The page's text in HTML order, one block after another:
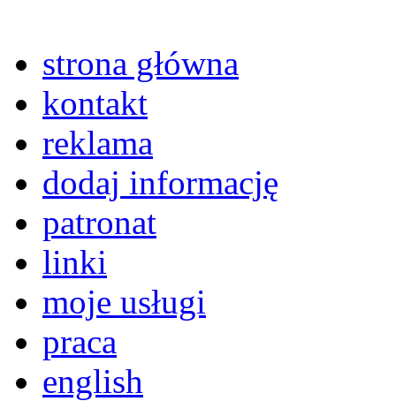
strona główna
kontakt
reklama
dodaj informację
patronat
linki
moje usługi
praca
english